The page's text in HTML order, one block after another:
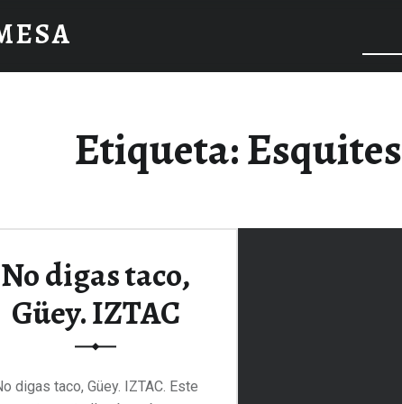
Etiqueta:Esquites
No digas taco,
Güey. IZTAC
digas taco, Güey. IZTAC. Este